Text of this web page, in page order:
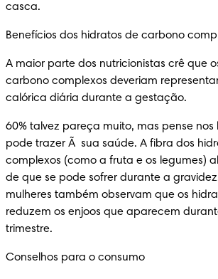
casca.
Benefícios dos hidratos de carbono
A maior parte dos nutricionistas crê que
carbono complexos deveriam
calórica diária durante a gestação.
60% talvez pareça muito, mas pense nos
pode trazer Ã  sua saúde. A fibra dos
complexos (como a fruta e os legumes)
de que se pode sofrer durante a
mulheres também observam que os
reduzem os enjoos que aparecem
trimestre.
Conselhos para o consumo